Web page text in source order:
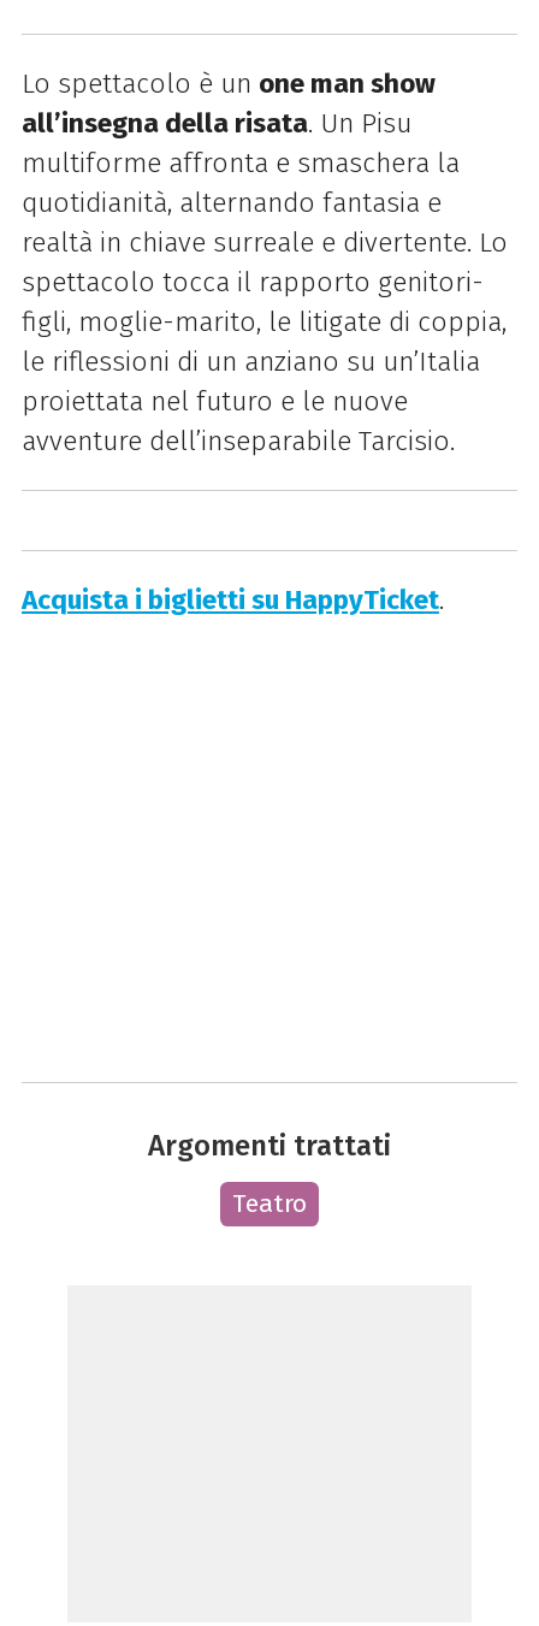
Lo spettacolo è un one man show
all’insegna della risata. Un Pisu
multiforme affronta e smaschera la
quotidianità, alternando fantasia e
realtà in chiave surreale e divertente. Lo
spettacolo tocca il rapporto genitori-
figli, moglie-marito, le litigate di coppia,
le riflessioni di un anziano su un’Italia
proiettata nel futuro e le nuove
avventure dell’inseparabile Tarcisio.
Acquista i biglietti su HappyTicket.
Argomenti trattati
Teatro